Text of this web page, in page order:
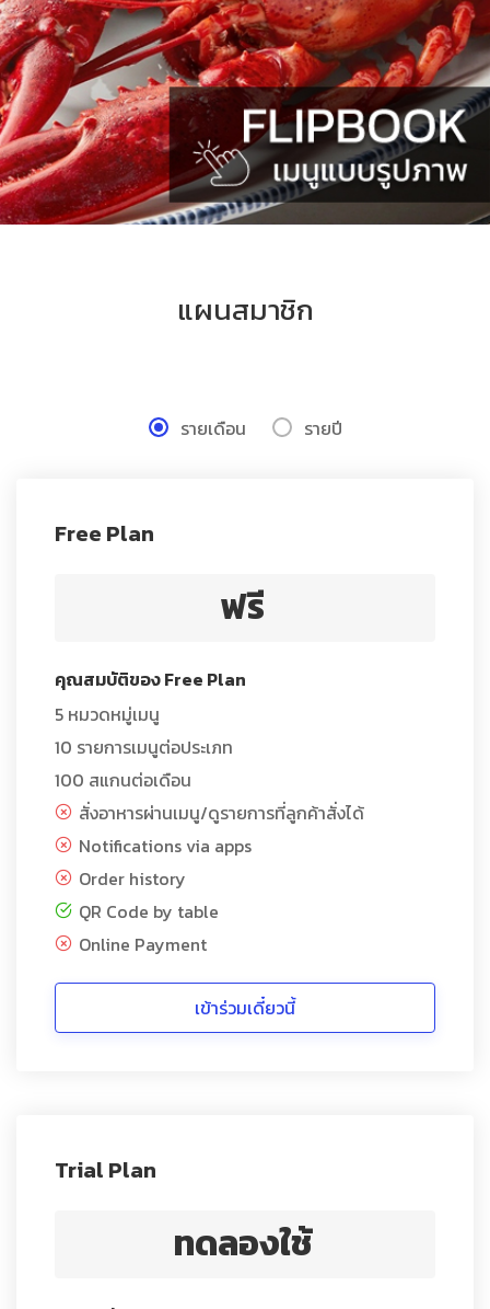
แผนสมาชิก
รายเดือน รายปี
Free Plan
ฟรี
คุณสมบัติของ Free Plan
5 หมวดหมู่เมนู
10 รายการเมนูต่อประเภท
100 สแกนต่อเดือน
สั่งอาหารผ่านเมนู/ดูรายการที่ลูกค้าสั่งได้
Notifications via apps
Order history
QR Code by table
Online Payment
เข้าร่วมเดี๋ยวนี้
Trial Plan
ทดลองใช้